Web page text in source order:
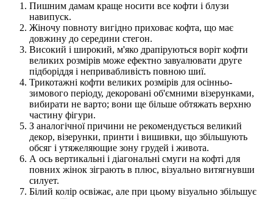
Пишним дамам краще носити все кофти і блузи
навипуск.
Жіночу повноту вигідно приховає кофта, що має
довжину до середини стегон.
Високий і широкий, м'яко драпіруються воріт кофти
великих розмірів може ефектно завуалювати друге
підборіддя і непривабливість повною шиї.
Трикотажні кофти великих розмірів для осінньо-
зимового періоду, декоровані об'ємними візерунками,
вибирати не варто; вони ще більше обтяжать верхню
частину фігури.
З аналогічної причини не рекомендується великий
декор, візерунки, принти і вишивки, що збільшують
обсяг і утяжеляющие зону грудей і живота.
А ось вертикальні і діагональні смуги на кофті для
повних жінок зіграють в плюс, візуально витягнувши
силует.
Білий колір освіжає, але при цьому візуально збільшує